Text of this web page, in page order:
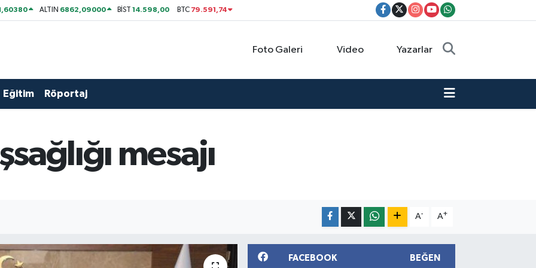
ALTIN 6862,09000 BİST14.598,00 BTC 79.591,74
Foto Galeri Video Yazarlar
Eğitim Röportaj
mesajı
A- A+
FACEBOOK BEĞEN